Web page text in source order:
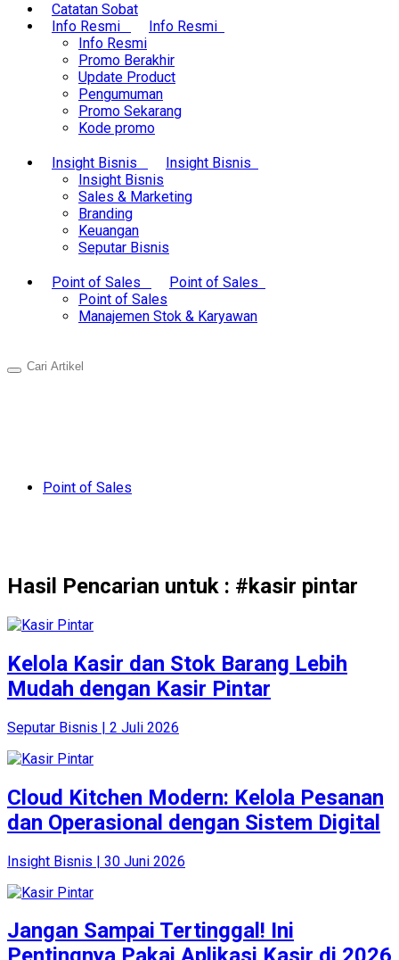
Catatan Sobat
Info Resmi
Info Resmi
Info Resmi
Promo Berakhir
Update Product
Pengumuman
Promo Sekarang
Kode promo
Insight Bisnis
Insight Bisnis
Insight Bisnis
Sales & Marketing
Branding
Keuangan
Seputar Bisnis
Point of Sales
Point of Sales
Point of Sales
Manajemen Stok & Karyawan
Point of Sales
Hasil Pencarian untuk : #kasir pintar
Kelola Kasir dan Stok Barang Lebih
Mudah dengan Kasir Pintar
Seputar Bisnis | 2 Juli 2026
Cloud Kitchen Modern: Kelola Pesanan
dan Operasional dengan Sistem Digital
Insight Bisnis | 30 Juni 2026
Jangan Sampai Tertinggal! Ini